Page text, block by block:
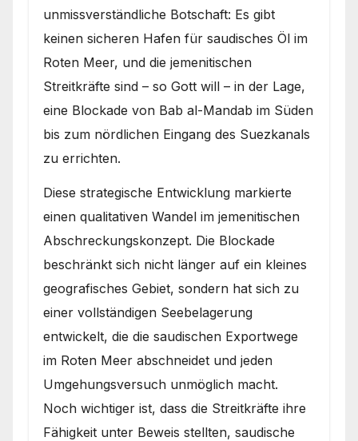
unmissverständliche Botschaft: Es gibt
keinen sicheren Hafen für saudisches Öl im
Roten Meer, und die jemenitischen
Streitkräfte sind – so Gott will – in der Lage,
eine Blockade von Bab al-Mandab im Süden
bis zum nördlichen Eingang des Suezkanals
zu errichten.
Diese strategische Entwicklung markierte
einen qualitativen Wandel im jemenitischen
Abschreckungskonzept. Die Blockade
beschränkt sich nicht länger auf ein kleines
geografisches Gebiet, sondern hat sich zu
einer vollständigen Seebelagerung
entwickelt, die die saudischen Exportwege
im Roten Meer abschneidet und jeden
Umgehungsversuch unmöglich macht.
Noch wichtiger ist, dass die Streitkräfte ihre
Fähigkeit unter Beweis stellten, saudische